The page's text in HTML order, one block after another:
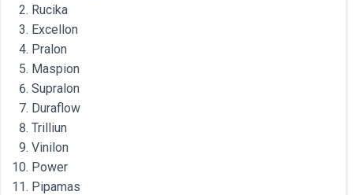
Rucika
Excellon
Pralon
Maspion
Supralon
Duraflow
Trilliun
Vinilon
Power
Pipamas